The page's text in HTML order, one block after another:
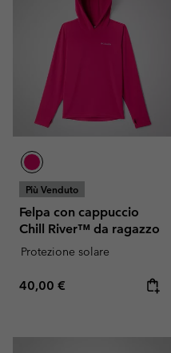
Più Venduto
Felpa con cappuccio
Chill River™ da ragazzo
Protezione solare
Regular price:
40,00 €